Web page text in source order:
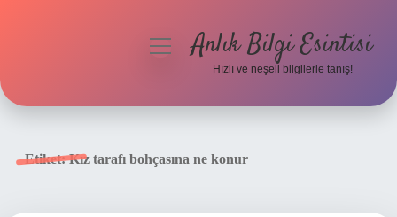
menüyüAnlık Bilgi Esintisi
Hızlı ve neşeli bilgilerle tanış!
Etiket:Kız tarafı bohçasına ne konur